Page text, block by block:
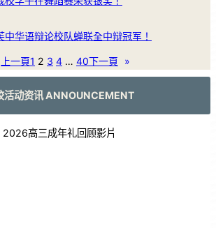
中华语辩论校队蝉联全中辩冠军！
上一頁1 2 3 4 … 40下一頁 »
活动资讯 ANNOUNCEMENT
2026高三成年礼回顾影片